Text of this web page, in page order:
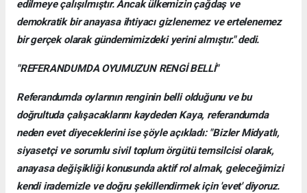
edilmeye çalışılmıştır. Ancak ülkemizin çağdaş ve
demokratik bir anayasa ihtiyacı gizlenemez ve ertelenemez
bir gerçek olarak gündemimizdeki yerini almıştır." dedi.
"REFERANDUMDA OYUMUZUN RENGİ BELLİ"
Referandumda oylarının renginin belli olduğunu ve bu
doğrultuda çalışacaklarını kaydeden Kaya, referandumda
neden evet diyeceklerini ise şöyle açıkladı: "Bizler Midyatlı,
siyasetçi ve sorumlu sivil toplum örgütü temsilcisi olarak,
anayasa değişikliği konusunda aktif rol almak, geleceğimizi
kendi irademizle ve doğru şekillendirmek için 'evet' diyoruz.